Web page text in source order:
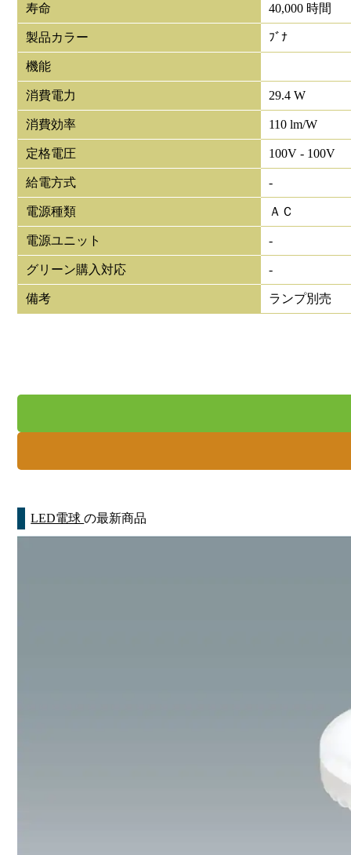
寿命 40,000 時間
製品カラー ﾌﾞﾅ
機能
消費電力 29.4 W
消費効率 110 lm/W
定格電圧 100V - 100V
給電方式 -
電源種類 ＡＣ
電源ユニット -
グリーン購入対応 -
備考 ランプ別売
LED電球の最新商品